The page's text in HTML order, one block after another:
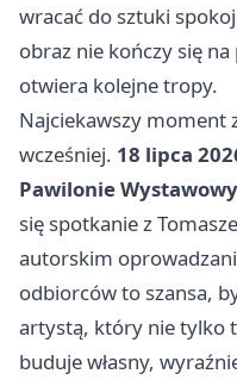
wracać do sztuki
obraz nie kończy się
otwiera kolejne tropy.
Najciekawszy moment
wcześniej. 18 lipca
Pawilonie
się spotkanie z
autorskim
odbiorców to szansa,
artystą, który nie tylko
buduje własny,